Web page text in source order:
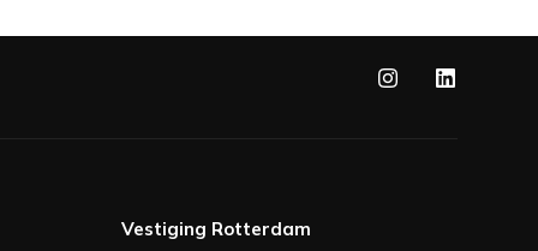
Vestiging Rotterdam